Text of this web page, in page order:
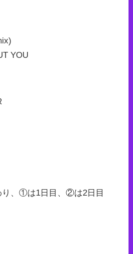
YOU
、①は1日目、②は2日目